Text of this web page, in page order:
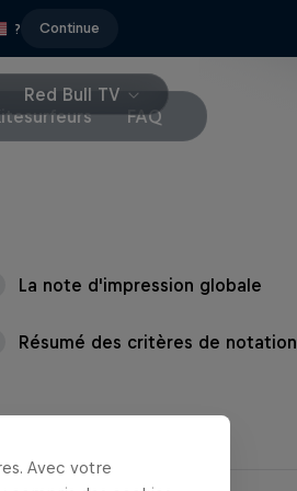
? Continue
Red Bull TV
FAQ
La note d'impression globale
Résumé des critères de notation
Avec votre